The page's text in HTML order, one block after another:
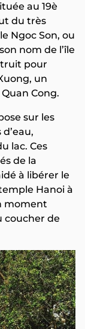
au 19è
du très
Ngoc Son, ou
nom de l’île
pour
un
Cong.
sur les
lac. Ces
de la
à libérer le
Hanoi à
moment
coucher de